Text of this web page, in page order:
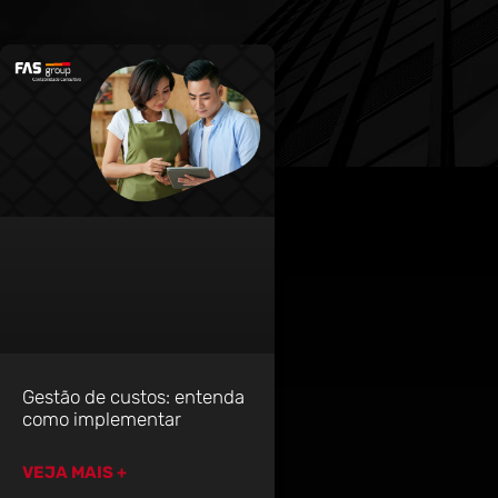
Gestão de custos: entenda
como implementar
VEJA MAIS +